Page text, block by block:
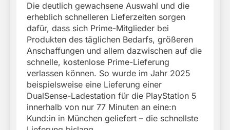
Die deutlich gewachsene Auswahl und die
erheblich schnelleren Lieferzeiten sorgen
dafür, dass sich Prime-Mitglieder bei
Produkten des täglichen Bedarfs, größeren
Anschaffungen und allem dazwischen auf die
schnelle, kostenlose Prime-Lieferung
verlassen können. So wurde im Jahr 2025
beispielsweise eine Lieferung einer
DualSense-Ladestation für die PlayStation 5
innerhalb von nur 77 Minuten an eine:n
Kund:in in München geliefert – die schnellste